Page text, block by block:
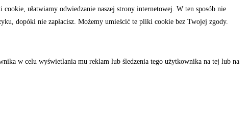
ułatwiamy odwiedzanie naszej strony internetowej. W ten sposób nie
dopóki nie zapłacisz. Możemy umieścić te pliki cookie bez Twojej zgody.
w celu wyświetlania mu reklam lub śledzenia tego użytkownika na tej lub na